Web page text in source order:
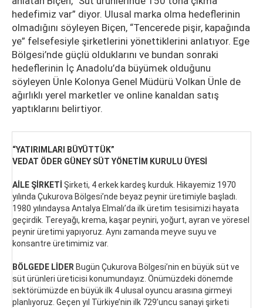
hedefimiz var” diyor. Ulusal marka olma hedeflerinin
olmadığını söyleyen Biçen, “Tencerede pişir, kapağında
ye” felsefesiyle şirketlerini yönettiklerini anlatıyor. Ege
Bölgesi’nde güçlü olduklarını ve bundan sonraki
hedeflerinin İç Anadolu’da büyümek olduğunu
söyleyen Ünle Kolonya Genel Müdürü Volkan Ünle de
ağırlıklı yerel marketler ve online kanaldan satış
yaptıklarını belirtiyor.
“YATIRIMLARI BÜYÜTTÜK”
VEDAT ÖDER GÜNEY SÜT YÖNETİM KURULU ÜYESİ
AİLE ŞİRKETİ Şirketi, 4 erkek kardeş kurduk. Hikayemiz 1970
yılında Çukurova Bölgesi’nde beyaz peynir üretimiyle başladı.
1980 yılındaysa Antalya Elmalı’da ilk üretim tesisimizi hayata
geçirdik. Tereyağı, krema, kaşar peyniri, yoğurt, ayran ve yöresel
peynir üretimi yapıyoruz. Aynı zamanda meyve suyu ve
konsantre üretimimiz var.
BÖLGEDE LİDER Bugün Çukurova Bölgesi’nin en büyük süt ve
süt ürünleri üreticisi konumundayız. Önümüzdeki dönemde
sektörümüzde en büyük ilk 4 ulusal oyuncu arasına girmeyi
planlıyoruz. Geçen yıl Türkiye’nin ilk 729’uncu sanayi şirketi